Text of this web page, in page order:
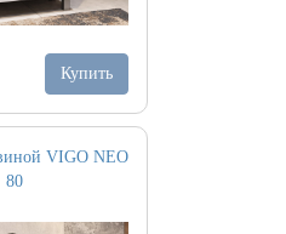
Купить
VIGO NEO
80